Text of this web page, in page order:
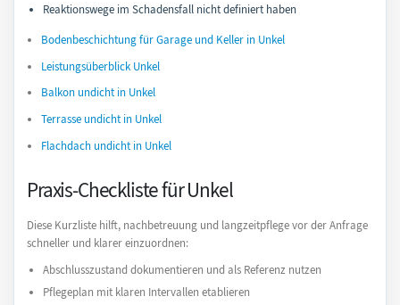
Reaktionswege im Schadensfall nicht definiert haben
Bodenbeschichtung für Garage und Keller in Unkel
Leistungsüberblick Unkel
Balkon undicht in Unkel
Terrasse undicht in Unkel
Flachdach undicht in Unkel
Praxis-Checkliste für Unkel
Diese Kurzliste hilft, nachbetreuung und langzeitpflege vor der Anfrage
schneller und klarer einzuordnen:
Abschlusszustand dokumentieren und als Referenz nutzen
Pflegeplan mit klaren Intervallen etablieren